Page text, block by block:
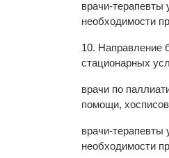
врачи-терапевты
необходимости
10. Направление
стационарных
врачи по
помощи,
врачи-терапевты
необходимости